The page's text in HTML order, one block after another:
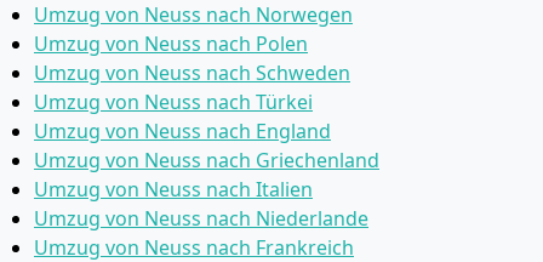
Umzug von Neuss nach Norwegen
Umzug von Neuss nach Polen
Umzug von Neuss nach Schweden
Umzug von Neuss nach Türkei
Umzug von Neuss nach England
Umzug von Neuss nach Griechenland
Umzug von Neuss nach Italien
Umzug von Neuss nach Niederlande
Umzug von Neuss nach Frankreich